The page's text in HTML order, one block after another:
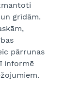
grīdām.
pārrunas
informē